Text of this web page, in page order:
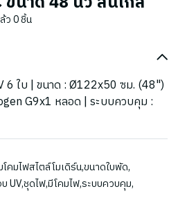
ว 0 ชิ้น
6 ใบ | ขนาด : Ø122x50 ซม. (48")
G9x1 หลอด | ระบบควบคุม :
คมไฟสไตล์โมเดิร์น,ขนาดใบพัด,
UV,ชุดไฟ,มีโคมไฟ,ระบบควบคุม,